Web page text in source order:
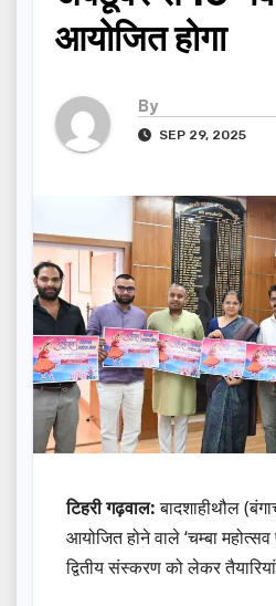
आयोजित होगा
By
SEP 29, 2025
टिहरी गढ़वाल:बादशाहीथौल
आयोजित होने वाले ‘चम्बा
द्वितीय संस्करण को लेकर